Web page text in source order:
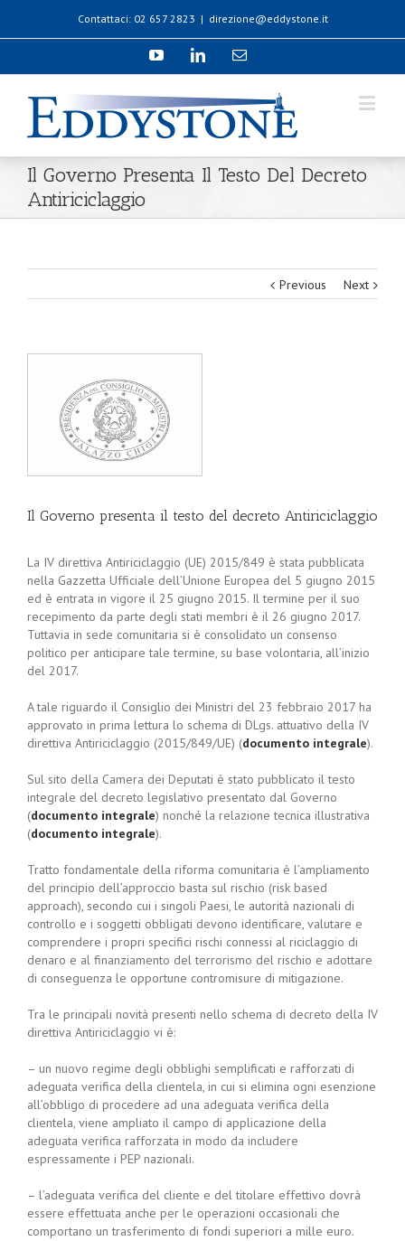
Contattaci: 02 657 2823 | direzione@eddystone.it
Il Governo Presenta Il Testo Del Decreto
Antiriciclaggio
Previous Next
Il Governo presenta il testo del decreto Antiriciclaggio
La IV direttiva Antiriciclaggio (UE) 2015/849 è stata pubblicata
nella Gazzetta Ufficiale dell’Unione Europea del 5 giugno 2015
ed è entrata in vigore il 25 giugno 2015. Il termine per il suo
recepimento da parte degli stati membri è il 26 giugno 2017.
Tuttavia in sede comunitaria si è consolidato un consenso
politico per anticipare tale termine, su base volontaria, all’inizio
del 2017.
A tale riguardo il Consiglio dei Ministri del 23 febbraio 2017 ha
approvato in prima lettura lo schema di DLgs. attuativo della IV
direttiva Antiriciclaggio (2015/849/UE) (documento integrale).
Sul sito della Camera dei Deputati è stato pubblicato il testo
integrale del decreto legislativo presentato dal Governo
(documento integrale) nonché la relazione tecnica illustrativa
(documento integrale).
Tratto fondamentale della riforma comunitaria è l’ampliamento
del principio dell’approccio basta sul rischio (risk based
approach), secondo cui i singoli Paesi, le autorità nazionali di
controllo e i soggetti obbligati devono identificare, valutare e
comprendere i propri specifici rischi connessi al riciclaggio di
denaro e al finanziamento del terrorismo del rischio e adottare
di conseguenza le opportune contromisure di mitigazione.
Tra le principali novità presenti nello schema di decreto della IV
direttiva Antiriciclaggio vi è:
– un nuovo regime degli obblighi semplificati e rafforzati di
adeguata verifica della clientela, in cui si elimina ogni esenzione
all’obbligo di procedere ad una adeguata verifica della
clientela, viene ampliato il campo di applicazione della
adeguata verifica rafforzata in modo da includere
espressamente i PEP nazionali.
– l’adeguata verifica del cliente e del titolare effettivo dovrà
essere effettuata anche per le operazioni occasionali che
comportano un trasferimento di fondi superiori a mille euro.